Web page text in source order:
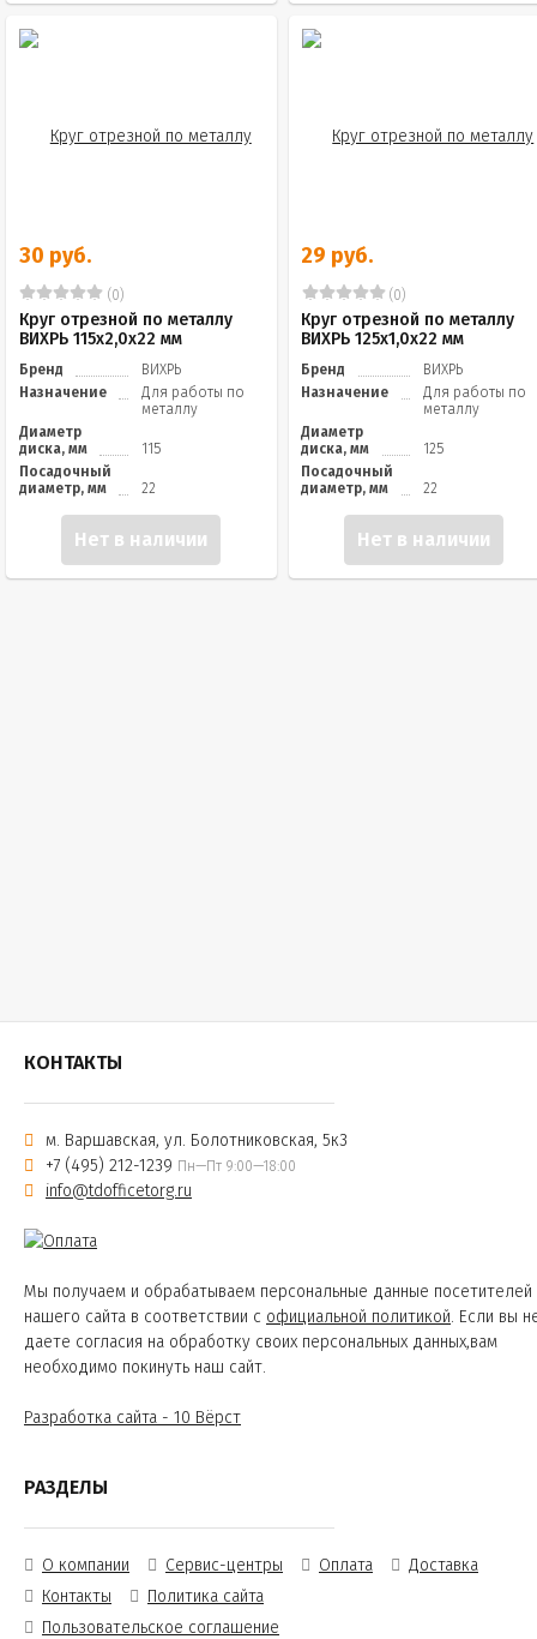
30 руб.
(0)
Круг отрезной по металлу
ВИХРЬ 115х2,0х22 мм
Бренд
ВИХРЬ
Назначение
Для работы по
металлу
Диаметр
диска, мм
115
Посадочный
диаметр, мм
22
Нет в наличии
29 руб.
(0)
Круг отрезной по металлу
ВИХРЬ 125х1,0х22 мм
Бренд
ВИХРЬ
Назначение
Для работы по
металлу
Диаметр
диска, мм
125
Посадочный
диаметр, мм
22
Нет в наличии
КОНТАКТЫ
м. Варшавская, ул. Болотниковская, 5к3
+7 (495) 212-1239 Пн—Пт 9:00—18:00
info@tdofficetorg.ru
Мы получаем и обрабатываем персональные данные посетителей
нашего сайта в соответствии с официальной политикой. Если вы
даете согласия на обработку своих персональных данных,вам
необходимо покинуть наш сайт.
Разработка сайта - 10 Вёрст
РАЗДЕЛЫ
О компании Сервис-центры Оплата
Доставка
Контакты
Политика сайта
Пользовательское соглашение